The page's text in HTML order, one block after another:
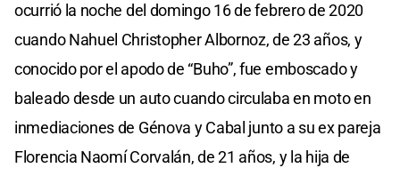
ocurrió la noche del domingo 16 de febrero de 2020
cuando Nahuel Christopher Albornoz, de 23 años, y
conocido por el apodo de “Buho”, fue emboscado y
baleado desde un auto cuando circulaba en moto en
inmediaciones de Génova y Cabal junto a su ex pareja
Florencia Naomí Corvalán, de 21 años, y la hija de